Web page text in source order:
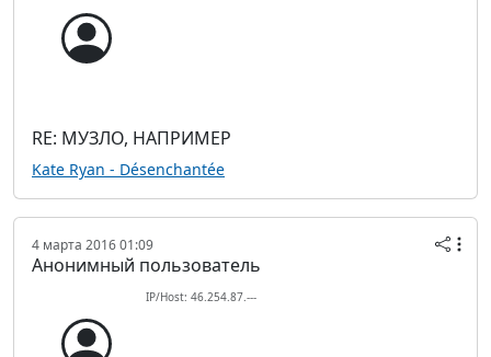
RE: МУЗЛО, НАПРИМЕР
Kate Ryan - Désenchantée
4 марта 2016 01:09
Анонимный пользователь
IP/Host: 46.254.87.---